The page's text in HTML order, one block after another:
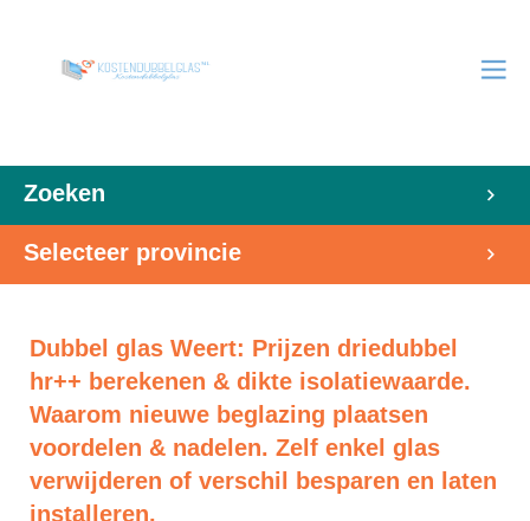
Zoeken
Selecteer provincie
Dubbel glas Weert: Prijzen driedubbel
hr++ berekenen & dikte isolatiewaarde.
Waarom nieuwe beglazing plaatsen
voordelen & nadelen. Zelf enkel glas
verwijderen of verschil besparen en laten
installeren.